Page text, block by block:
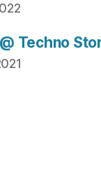
Techno